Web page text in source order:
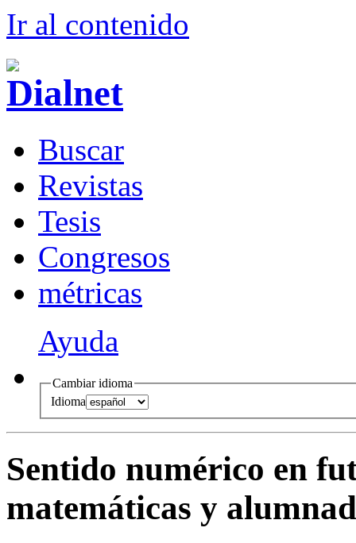
Ir al contenido
Buscar
Revistas
Tesis
Congresos
métricas
Ayuda
Cambiar idioma
Idioma
Sentido numérico en
matemáticas y